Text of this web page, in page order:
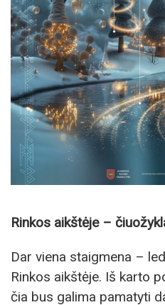
Rinkos aikštėje –
Dar viena staigmena –
Rinkos aikštėje. Iš karto
čia bus galima pamatyti